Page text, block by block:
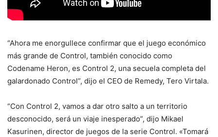
“Ahora me enorgullece confirmar que el juego económico
más grande de Control, también conocido como
Codename Heron, es Control 2, una secuela completa del
galardonado Control”, dijo el CEO de Remedy, Tero Virtala.
“Con Control 2, vamos a dar otro salto a un territorio
desconocido, será un viaje inesperado”, dijo Mikael
Kasurinen, director de juegos de la serie Control. «Tomará